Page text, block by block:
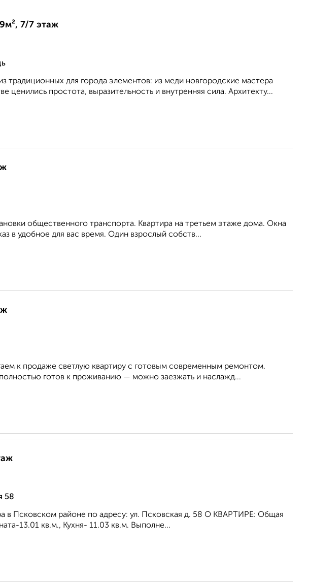
7/7 этаж
традиционных для города элементов: из меди новгородские мастера
ценились простота, выразительность и внутренняя сила. Архитекту...
общественного транспорта. Квартира на третьем этаже дома. Окна
в удобное для вас время. Один взрослый собств...
к продаже светлую квартиру с готовым современным ремонтом.
готов к проживанию — можно заезжать и наслажд...
58
в Псковском районе по адресу: ул. Псковская д. 58 О КВАРТИРЕ: Общая
13.01 кв.м., Кухня- 11.03 кв.м. Выполне...